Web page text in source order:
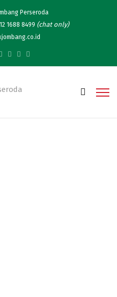
Perseroda
1688 8499 (chat only)